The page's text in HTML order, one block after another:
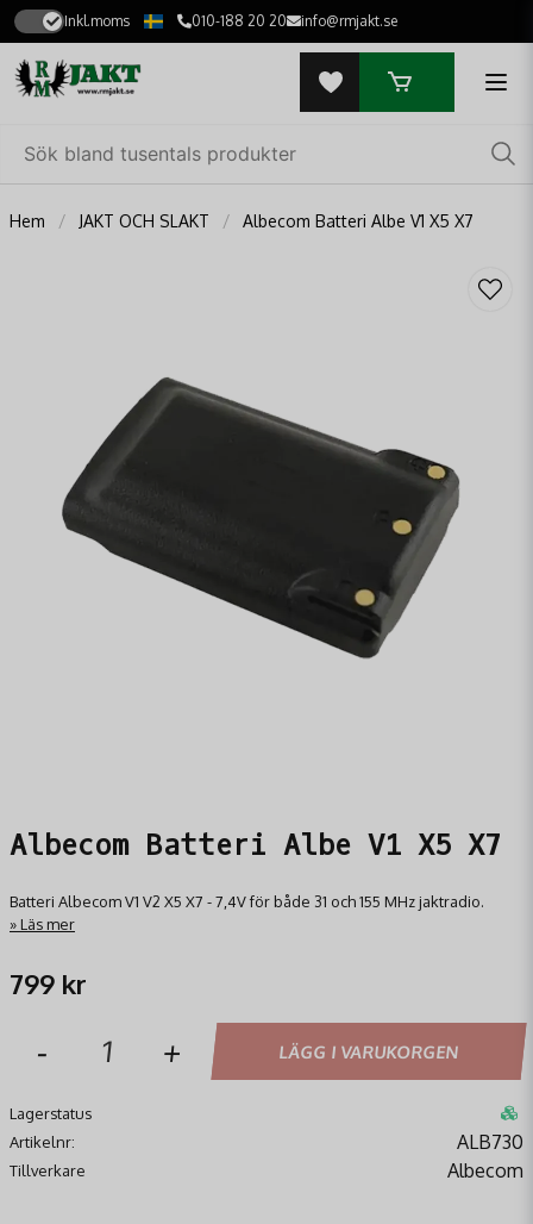
Inkl.moms 010-188 20 20 info@rmjakt.se
Hem JAKT OCH SLAKT Albecom Batteri Albe V1 X5 X7
Albecom Batteri Albe V1 X5 X7
Batteri Albecom V1 V2 X5 X7 - 7,4V för både 31 och 155 MHz jaktradio.
Läs mer
799 kr
- + LÄGG I VARUKORGEN
Lagerstatus
Artikelnr:
ALB730
Tillverkare Albecom